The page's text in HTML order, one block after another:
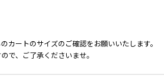
カートのサイズのご確認をお願いいたします。
で、ご了承くださいませ。